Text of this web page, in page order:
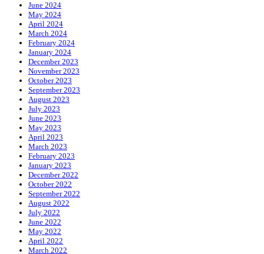
June 2024
May 2024
April 2024
March 2024
February 2024
January 2024
December 2023
November 2023
October 2023
September 2023
August 2023
July 2023
June 2023
May 2023
April 2023
March 2023
February 2023
January 2023
December 2022
October 2022
September 2022
August 2022
July 2022
June 2022
May 2022
April 2022
March 2022